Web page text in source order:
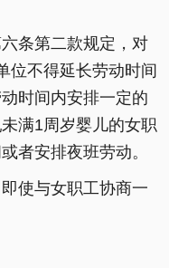
条第二款规定，对
位不得延长劳动时间
时间内安排一定的
满1周岁婴儿的女职
者安排夜班劳动。
使与女职工协商一